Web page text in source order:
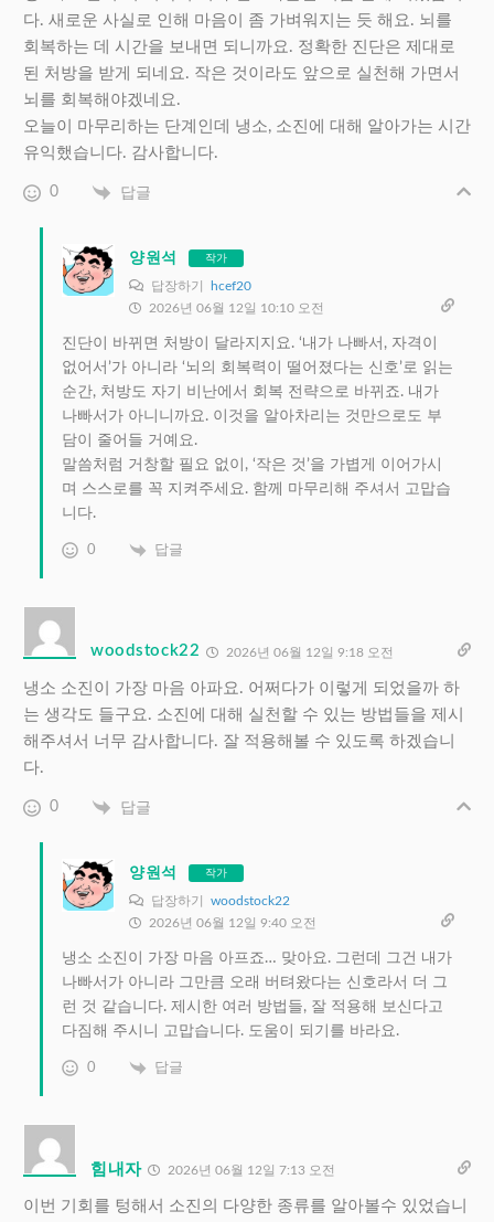
다. 새로운 사실로 인해 마음이 좀 가벼워지는 듯 해요. 뇌를
회복하는 데 시간을 보내면 되니까요. 정확한 진단은 제대로
된 처방을 받게 되네요. 작은 것이라도 앞으로 실천해 가면서
뇌를 회복해야겠네요.
오늘이 마무리하는 단계인데 냉소, 소진에 대해 알아가는 시간
유익했습니다. 감사합니다.
0 답글
양원석 작가
답장하기
hcef20
2026년 06월 12일 10:10 오전
진단이 바뀌면 처방이 달라지지요. ‘내가 나빠서, 자격이
없어서’가 아니라 ‘뇌의 회복력이 떨어졌다는 신호’로 읽는
순간, 처방도 자기 비난에서 회복 전략으로 바뀌죠. 내가
나빠서가 아니니까요. 이것을 알아차리는 것만으로도 부
담이 줄어들 거예요.
말씀처럼 거창할 필요 없이, ‘작은 것’을 가볍게 이어가시
며 스스로를 꼭 지켜주세요. 함께 마무리해 주셔서 고맙습
니다.
0 답글
woodstock22 2026년 06월 12일 9:18 오전
냉소 소진이 가장 마음 아파요. 어쩌다가 이렇게 되었을까 하
는 생각도 들구요. 소진에 대해 실천할 수 있는 방법들을 제시
해주셔서 너무 감사합니다. 잘 적용해볼 수 있도록 하겠습니
다.
0 답글
양원석 작가
답장하기 woodstock22
2026년 06월 12일 9:40 오전
냉소 소진이 가장 마음 아프죠… 맞아요. 그런데 그건 내가
나빠서가 아니라 그만큼 오래 버텨왔다는 신호라서 더 그
런 것 같습니다. 제시한 여러 방법들, 잘 적용해 보신다고
다짐해 주시니 고맙습니다. 도움이 되기를 바라요.
0 답글
힘내자 2026년 06월 12일 7:13 오전
이번 기회를 텅해서 소진의 다양한 종류를 알아볼수 있었습니